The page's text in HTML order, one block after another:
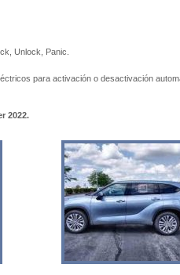
Unlock, Panic.
para activación o desactivación
2022.